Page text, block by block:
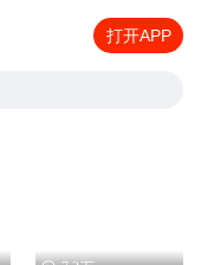
打开APP